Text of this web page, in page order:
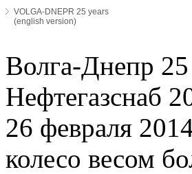
VOLGA-DNEPR 25 years
(english version)
Волга-Днепр 25
Нефтегазснаб
26 февраля
колесо весом